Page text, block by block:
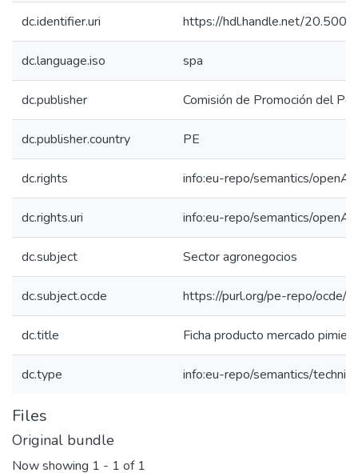
dc.identifier.uri https://hdl.handle.net/
dc.language.iso spa
dc.publisher Comisión de Promoción del
dc.publisher.country PE
dc.rights info:eu-repo/semantics/
dc.rights.uri info:eu-repo/semantics/
dc.subject Sector agronegocios
dc.subject.ocde https://purl.org/pe-repo/ocde/
dc.title Ficha producto mercado
dc.type info:eu-repo/semantics/
Files
Original bundle
Now showing 1 - 1 of 1